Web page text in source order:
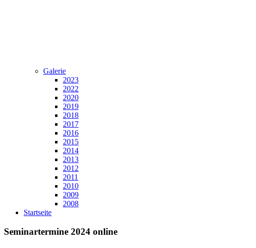
Galerie
2023
2022
2020
2019
2018
2017
2016
2015
2014
2013
2012
2011
2010
2009
2008
Startseite
Seminartermine 2024 online